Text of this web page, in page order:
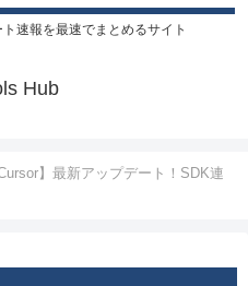
速報を最速でまとめるサイト
Hub
Cursor】最新アップデート！SDK連